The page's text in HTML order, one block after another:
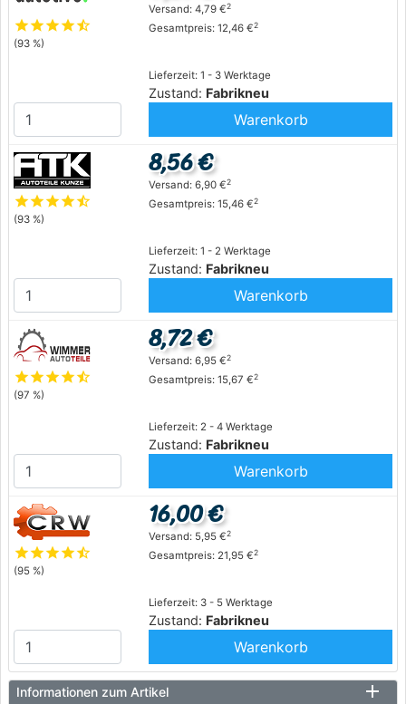
starstarstarstarstar_half
(93 %)
Lieferzeit: 1 - 3 Werktage
Zustand: Fabrikneu
Versand: 4,79 €2
Gesamtpreis: 12,46 €2
Warenkorb
starstarstarstarstar_half
(93 %)
Lieferzeit: 1 - 2 Werktage
Zustand: Fabrikneu
8,56 €
Versand: 6,90 €2
Gesamtpreis: 15,46 €2
Warenkorb
starstarstarstarstar_half
(97 %)
Lieferzeit: 2 - 4 Werktage
Zustand: Fabrikneu
8,72 €
Versand: 6,95 €2
Gesamtpreis: 15,67 €2
Warenkorb
starstarstarstarstar_half
(95 %)
Lieferzeit: 3 - 5 Werktage
Zustand: Fabrikneu
16,00 €
Versand: 5,95 €2
Gesamtpreis: 21,95 €2
Warenkorb
Informationen zum Artikel